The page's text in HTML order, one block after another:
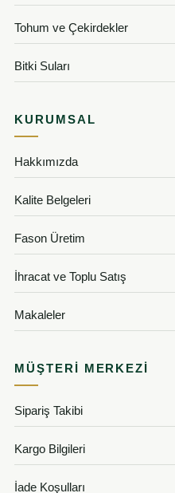
Tohum ve Çekirdekler
Bitki Suları
KURUMSAL
Hakkımızda
Kalite Belgeleri
Fason Üretim
İhracat ve Toplu Satış
Makaleler
MÜŞTERI MERKEZI
Sipariş Takibi
Kargo Bilgileri
İade Koşulları